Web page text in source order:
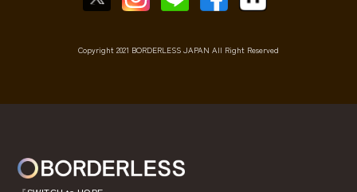
Copyright 2021 BORDERLESS JAPAN All Right Reserved